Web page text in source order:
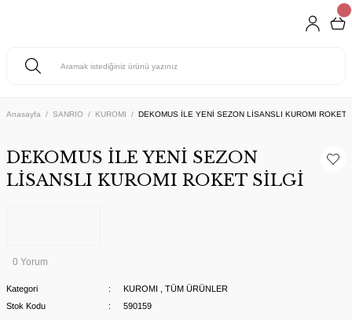
Anasayfa SANRIO KUROMI DEKOMUS İLE YENİ SEZON LİSANSLI KUROMI ROKET
DEKOMUS İLE YENİ SEZON
LİSANSLI KUROMI ROKET SİLGİ
0 Yorum
Kategori KUROMI
TÜM ÜRÜNLER
Stok Kodu
590159